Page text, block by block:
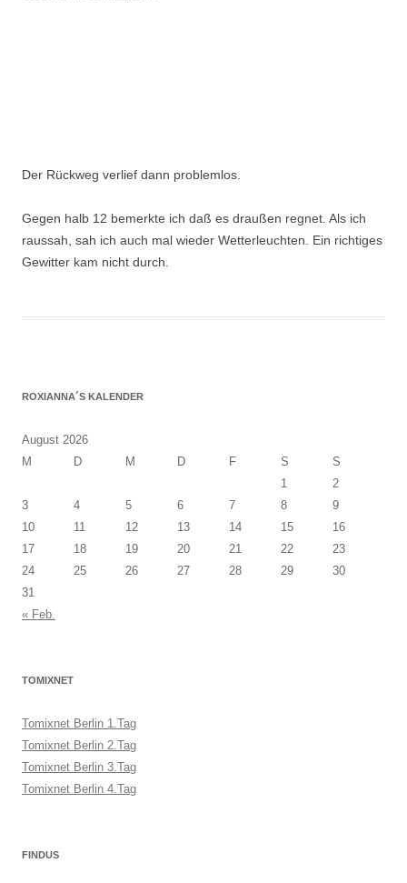
Der Rückweg verlief dann problemlos.
Gegen halb 12 bemerkte ich daß es draußen regnet. Als ich
raussah, sah ich auch mal wieder Wetterleuchten. Ein richtiges
Gewitter kam nicht durch.
ROXIANNA´S KALENDER
August 2026
M
D M D F S
S
1
2
3
4 5 6 7 8
9
10
11 12 13 14 15
16
17
18 19 20 21 22
23
24
25 26 27 28 29
30
31
« Feb.
TOMIXNET
Tomixnet Berlin 1.Tag
Tomixnet Berlin 2.Tag
Tomixnet Berlin 3.Tag
Tomixnet Berlin 4.Tag
FINDUS